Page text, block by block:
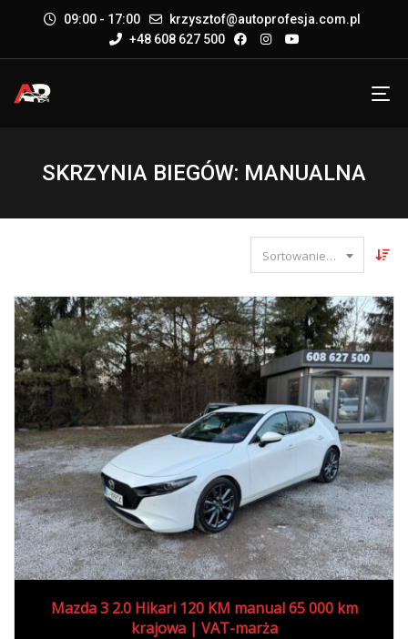
09:00 - 17:00
krzysztof@autoprofesja.com.pl
+48 608 627 500
SKRZYNIA BIEGÓW: MANUALNA
Sortowanie według daty
Mazda 3 2.0 Hikari 120 KM manual 65 000 km
krajowa | VAT-marża